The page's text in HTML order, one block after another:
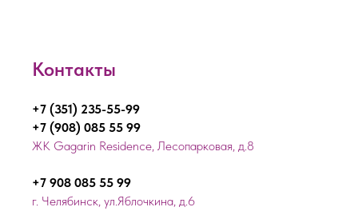
Контакты
+7 (351) 235-55-99
+7 (908) 085 55 99
ЖК Gagarin Residence, Лесопарковая, д.8
+7 908 085 55 99
г. Челябинск, ул.Яблочкина, д.6